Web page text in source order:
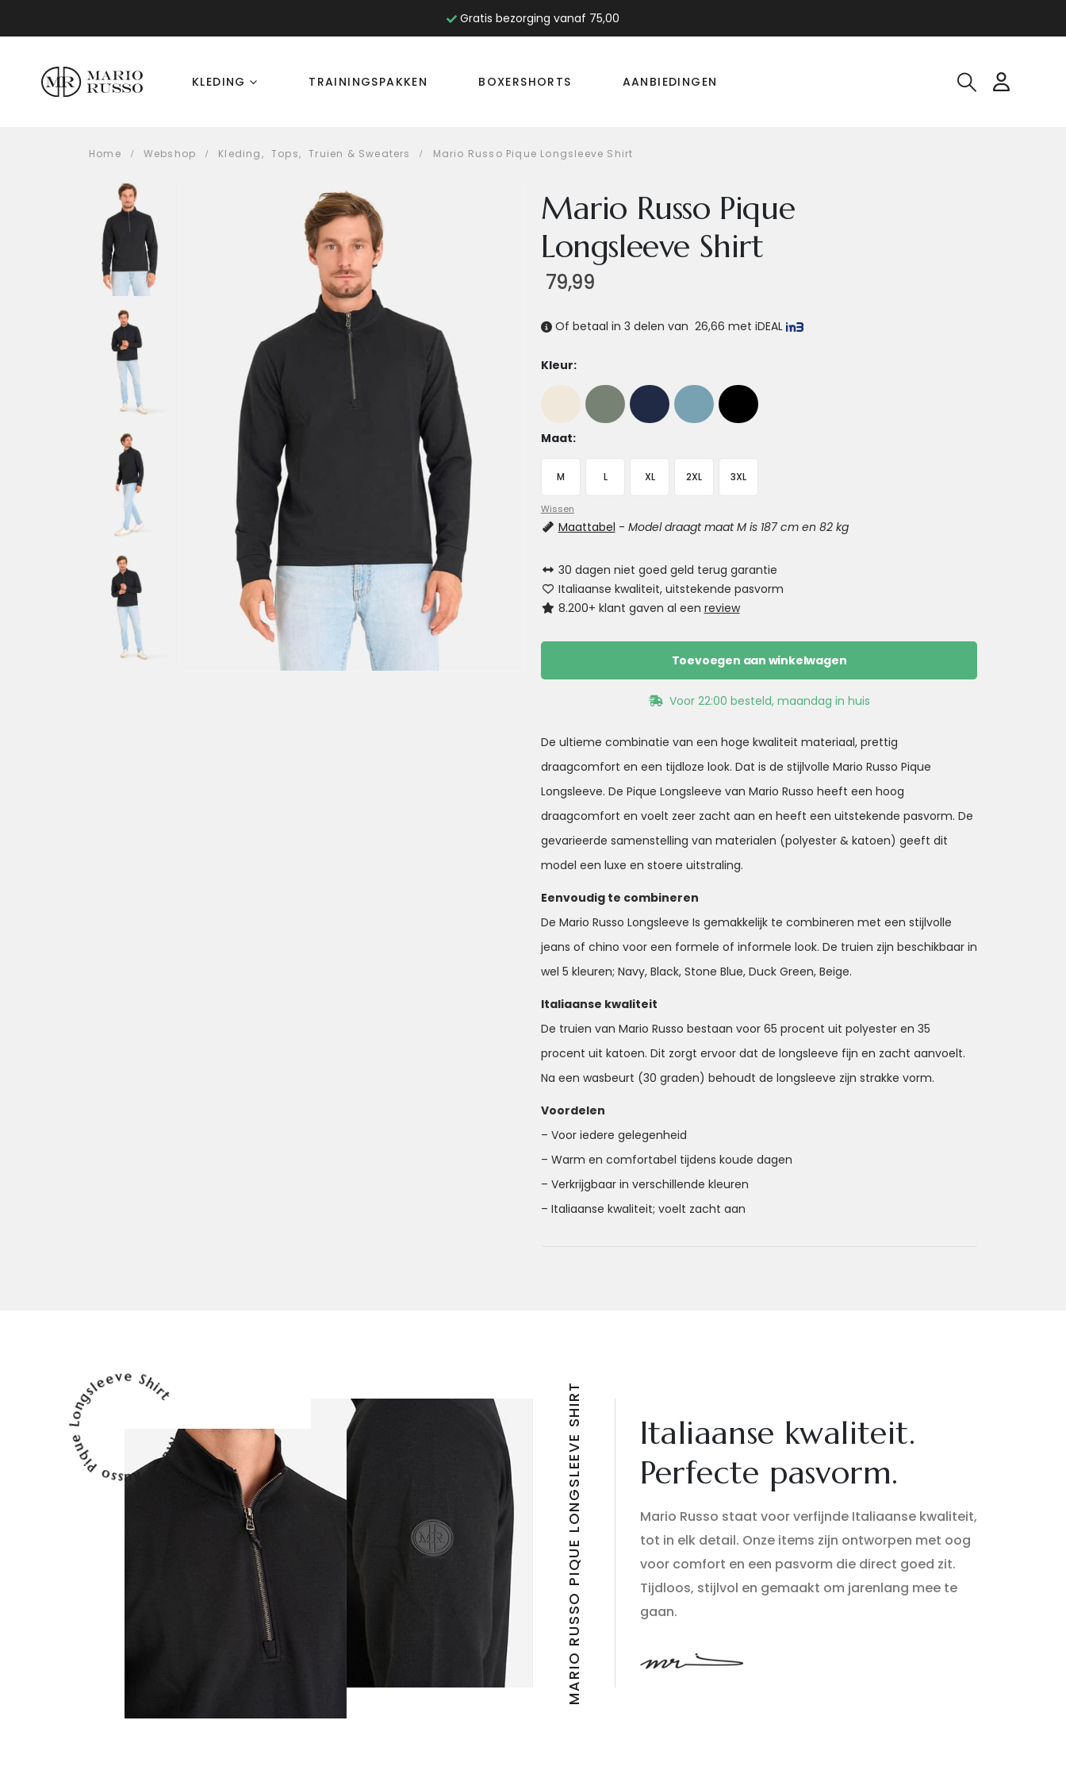
Gratis bezorging vanaf 75,00
KLEDING TRAININGSPAKKEN BOXERSHORTS AANBIEDINGEN
Home Webshop Kleding, Tops, Truien & Sweaters Mario Russo Pique Longsleeve Shirt
Mario Russo Pique
Longsleeve Shirt
79,99
Of betaal in 3 delen van 26,66 met iDEAL
Kleur
Maat
M L XL 2XL 3XL
Wissen
Maattabel - Model draagt maat M is 187 cm en 82 kg
30 dagen niet goed geld terug garantie
Italiaanse kwaliteit, uitstekende pasvorm
8.200+ klant gaven al een review
Toevoegen aan winkelwagen
Voor 22:00 besteld, maandag in huis
De ultieme combinatie van een hoge kwaliteit materiaal, prettig
draagcomfort en een tijdloze look. Dat is de stijlvolle Mario Russo Pique
Longsleeve. De Pique Longsleeve van Mario Russo heeft een hoog
draagcomfort en voelt zeer zacht aan en heeft een uitstekende pasvorm. De
gevarieerde samenstelling van materialen (polyester & katoen) geeft dit
model een luxe en stoere uitstraling.
Eenvoudig te combineren
De Mario Russo Longsleeve Is gemakkelijk te combineren met een stijlvolle
jeans of chino voor een formele of informele look. De truien zijn beschikbaar in
wel 5 kleuren; Navy, Black, Stone Blue, Duck Green, Beige.
Italiaanse kwaliteit
De truien van Mario Russo bestaan voor 65 procent uit polyester en 35
procent uit katoen. Dit zorgt ervoor dat de longsleeve fijn en zacht aanvoelt.
Na een wasbeurt (30 graden) behoudt de longsleeve zijn strakke vorm.
Voordelen
– Voor iedere gelegenheid
– Warm en comfortabel tijdens koude dagen
– Verkrijgbaar in verschillende kleuren
– Italiaanse kwaliteit; voelt zacht aan
Mario Russo Pique Longsleeve Shirt MARIO RUSSO PIQUE LONGSLEEVE SHIRT
Italiaanse kwaliteit.
Perfecte pasvorm.
Mario Russo staat voor verfijnde Italiaanse kwaliteit,
tot in elk detail. Onze items zijn ontworpen met oog
voor comfort en een pasvorm die direct goed zit.
Tijdloos, stijlvol en gemaakt om jarenlang mee te
gaan.